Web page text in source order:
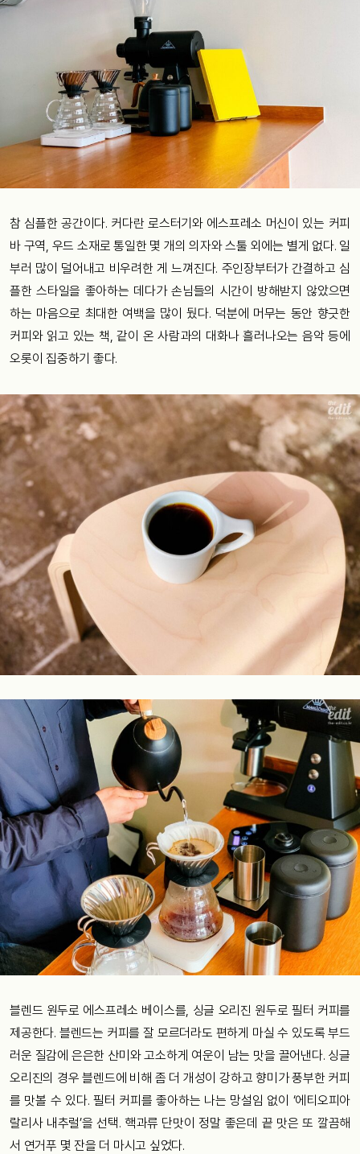
참 심플한 공간이다. 커다란 로스터기와 에스프레소 머신이 있는 커피
바 구역, 우드 소재로 통일한 몇 개의 의자와 스툴 외에는 별게 없다. 일
부러 많이 덜어내고 비우려한 게 느껴진다. 주인장부터가 간결하고 심
플한 스타일을 좋아하는 데다가 손님들의 시간이 방해받지 않았으면
하는 마음으로 최대한 여백을 많이 뒀다. 덕분에 머무는 동안 향긋한
커피와 읽고 있는 책, 같이 온 사람과의 대화나 흘러나오는 음악 등에
오롯이 집중하기 좋다.
블렌드 원두로 에스프레소 베이스를, 싱글 오리진 원두로 필터 커피를
제공한다. 블렌드는 커피를 잘 모르더라도 편하게 마실 수 있도록 부드
러운 질감에 은은한 산미와 고소하게 여운이 남는 맛을 끌어낸다. 싱글
오리진의 경우 블렌드에 비해 좀 더 개성이 강하고 향미가 풍부한 커피
를 맛볼 수 있다. 필터 커피를 좋아하는 나는 망설임 없이 ‘에티오피아
랄리사 내추럴’을 선택. 핵과류 단맛이 정말 좋은데 끝 맛은 또 깔끔해
서 연거푸 몇 잔을 더 마시고 싶었다.